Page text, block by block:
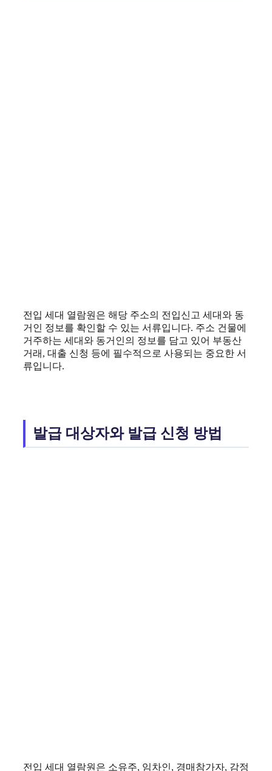
전입 세대 열람원은 해당 주소의 전입신고 세대와 동
거인 정보를 확인할 수 있는 서류입니다. 주소 건물에
거주하는 세대와 동거인의 정보를 담고 있어 부동산
거래, 대출 신청 등에 필수적으로 사용되는 중요한 서
류입니다.
발급 대상자와 발급 신청 방법
전입 세대 열람원은 소유주, 임차인, 경매참가자, 감정